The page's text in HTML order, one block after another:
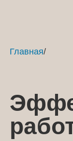
Главная/